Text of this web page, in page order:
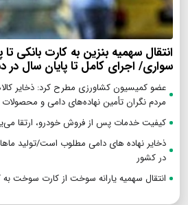
انتقال سهمیه بنزین به کارت بانکی
سواری/ اجرای کامل تا پایان سال در
عضو کمیسیون کشاورزی مطرح کرد: ذخایر
مردم نگران تأمین نهاده‌های دامی و
کیفیت خدمات پس از فروش خودرو، ارتقا
در کشور
انتقال سهمیه یارانه سوخت از کارت سوخت به